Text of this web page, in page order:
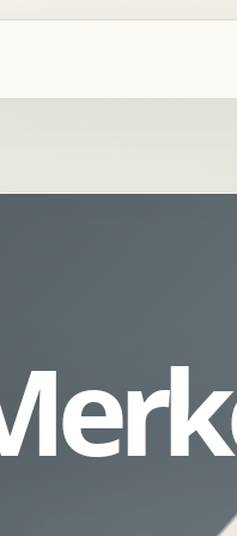
Dokuman Tasarimi
Ici Gorsel Kimlik
Katalog Tasarimi